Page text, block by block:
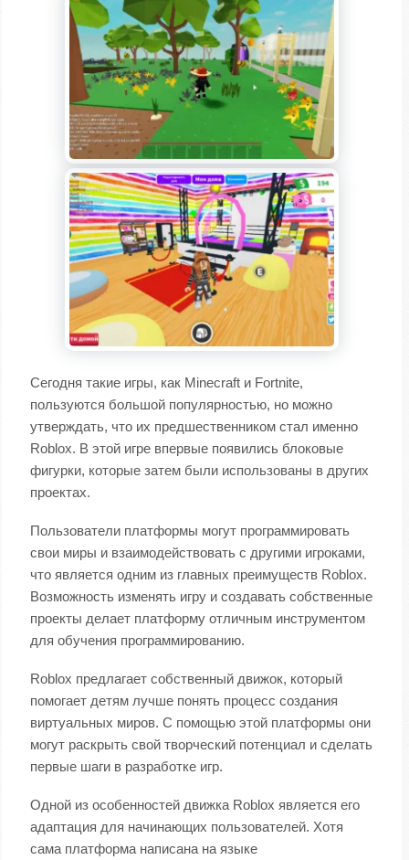
Сегодня такие игры, как Minecraft и Fortnite,
пользуются большой популярностью, но можно
утверждать, что их предшественником стал именно
Roblox. В этой игре впервые появились блоковые
фигурки, которые затем были использованы в других
проектах.
Пользователи платформы могут программировать
свои миры и взаимодействовать с другими игроками,
что является одним из главных преимуществ Roblox.
Возможность изменять игру и создавать собственные
проекты делает платформу отличным инструментом
для обучения программированию.
Roblox предлагает собственный движок, который
помогает детям лучше понять процесс создания
виртуальных миров. С помощью этой платформы они
могут раскрыть свой творческий потенциал и сделать
первые шаги в разработке игр.
Одной из особенностей движка Roblox является его
адаптация для начинающих пользователей. Хотя
сама платформа написана на языке